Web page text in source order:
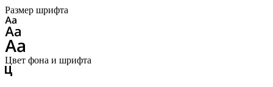
Размер шрифта
Цвет фона и шрифта